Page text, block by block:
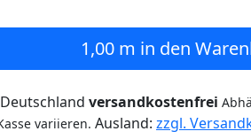
1,00 m in den
versandkostenfrei
variieren. Ausland: zzgl.